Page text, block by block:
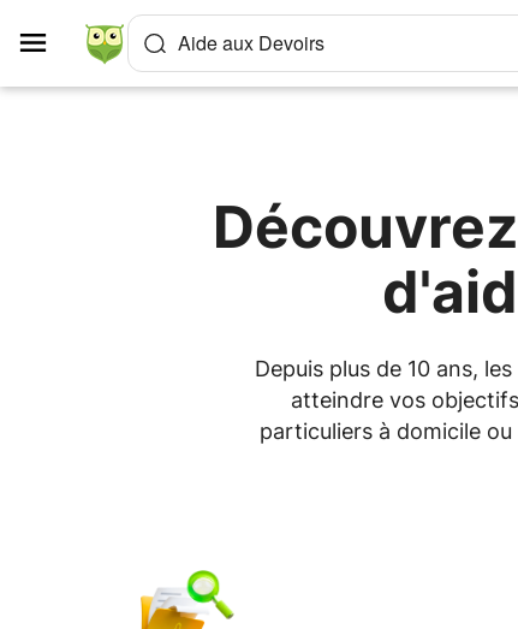
Aide aux Devoirs
Depuis plus de 10 ans,
atteindre vos
particuliers à domicile